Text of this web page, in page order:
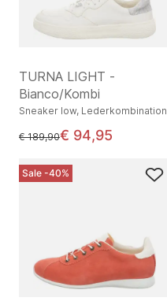
TURNA LIGHT -
Bianco/Kombi
Sneaker low, Lederkombination
statt
€ 189,90€ 94,95
Sale -40%